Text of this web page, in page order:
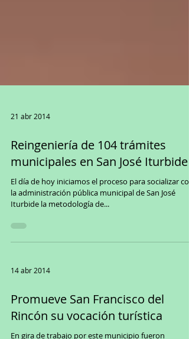
21 abr 2014
Reingeniería de 104 trámites
municipales en San José Iturbide
El día de hoy iniciamos el proceso para socializar con
la administración pública municipal de San José
14 abr 2014
Promueve San Francisco del